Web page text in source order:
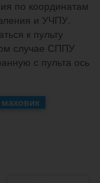
по координатам
и УЧПУ.
к пульту
случае СППУ
с пульта ось
маховик